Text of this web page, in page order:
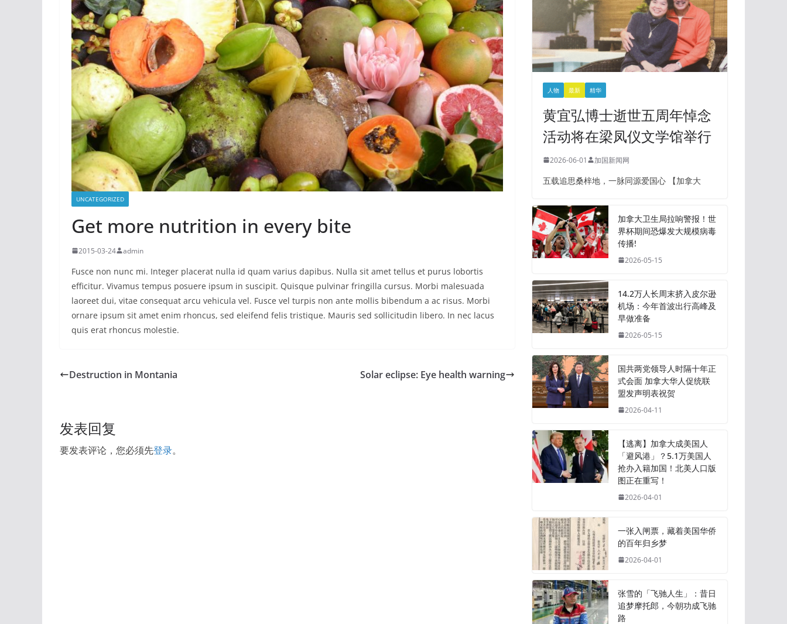
UNCATEGORIZED
Get more nutrition in every bite
2015-03-24 admin
Fusce non nunc mi. Integer placerat nulla id quam varius dapibus. Nulla sit amet tellus et purus lobortis
efficitur. Vivamus tempus posuere ipsum in suscipit. Quisque pulvinar fringilla cursus. Morbi malesuada
laoreet dui, vitae consequat arcu vehicula vel. Fusce vel turpis non ante mollis bibendum a ac risus. Morbi
ornare ipsum sit amet enim rhoncus, sed eleifend felis tristique. Mauris sed sollicitudin libero. In nec lacus
quis erat rhoncus molestie.
Destruction in Montania Solar eclipse: Eye health warning
发表回复
要发表评论，您必须先登录。
人物 最新 精华
黄宜弘博士逝世五周年悼念
活动将在梁凤仪文学馆举行
2026-06-01 加国新闻网
五载追思桑梓地，一脉同源爱国心 【加拿大
加拿大卫生局拉响警报！世
界杯期间恐爆发大规模病毒
传播!
2026-05-15
14.2万人长周末挤入皮尔逊
机场：今年首波出行高峰及
早做准备
2026-05-15
国共两党领导人时隔十年正
式会面 加拿大华人促统联
盟发声明表祝贺
2026-04-11
【逃离】加拿大成美国人
「避风港」？5.1万美国人
抢办入籍加国！北美人口版
图正在重写！
2026-04-01
一张入闸票，藏着美国华侨
的百年归乡梦
2026-04-01
张雪的「飞驰人生」：昔日
追梦摩托郎，今朝功成飞驰
路